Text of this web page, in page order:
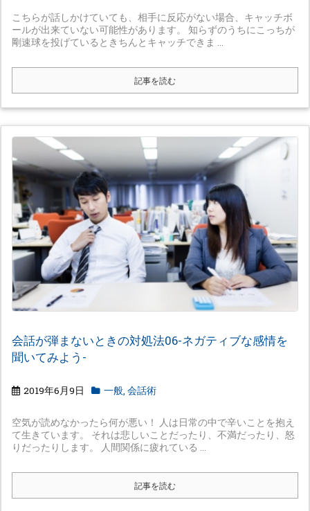
こちらが話しかけていても、相手に反応がない場合、キャッチボ
ールが出来ていない可能性があります。 知らずのうちにこっちが
剛速球を投げているときちんとキャッチできま ...
記事を読む
会話が弾まないときの対処法06-ネガティブな感情を
聞いてみよう-
2019年6月9日 一般, 会話術
空気が読めなかったら何が悪い！ 人は日常の中で辛いことを抱え
て生きています。 それは悲しいことだったり、不満だったり、怒
りだったりします。 人間関係に疲れている ...
記事を読む